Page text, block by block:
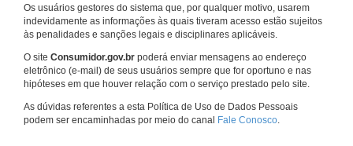
Os usuários gestores do sistema que, por qualquer motivo, usarem
indevidamente as informações às quais tiveram acesso estão sujeitos
às penalidades e sanções legais e disciplinares aplicáveis.
O site Consumidor.gov.br poderá enviar mensagens ao endereço
eletrônico (e-mail) de seus usuários sempre que for oportuno e nas
hipóteses em que houver relação com o serviço prestado pelo site.
As dúvidas referentes a esta Política de Uso de Dados Pessoais
podem ser encaminhadas por meio do canal Fale Conosco.